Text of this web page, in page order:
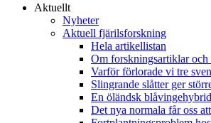
Aktuellt
Nyheter
Aktuell fjärilsforskning
Hela artikellistan
Om forskningsartiklar och
Varför förlorade vi tre
Slingrande slåtter ger
En öländsk blåvingehybrid
Det nya normala får oss